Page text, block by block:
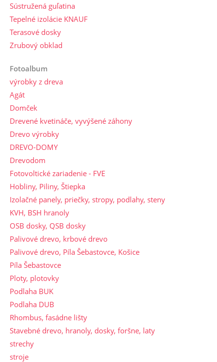
Sústružená guľatina
Tepelné izolácie KNAUF
Terasové dosky
Zrubový obklad
Fotoalbum
výrobky z dreva
Agát
Domček
Drevené kvetináče, vyvýšené záhony
Drevo výrobky
DREVO-DOMY
Drevodom
Fotovoltické zariadenie - FVE
Hobliny, Piliny, Štiepka
Izolačné panely, priečky, stropy, podlahy, steny
KVH, BSH hranoly
OSB dosky, QSB dosky
Palivové drevo, krbové drevo
Palivové drevo, Píla Šebastovce, Košice
Píla Šebastovce
Ploty, plotovky
Podlaha BUK
Podlaha DUB
Rhombus, fasádne lišty
Stavebné drevo, hranoly, dosky, foršne, laty
strechy
stroje